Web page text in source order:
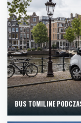
BUS TOMILINE